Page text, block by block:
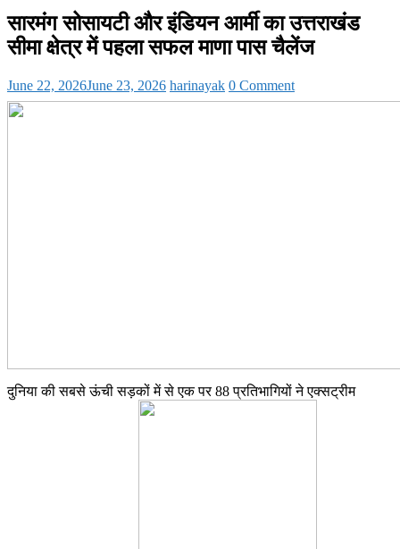
सारमंग सोसायटी और इंडियन आर्मी का उत्तराखंड
सीमा क्षेत्र में पहला सफल माणा पास चैलेंज
June 22, 2026June 23, 2026 harinayak 0 Comment
दुनिया की सबसे ऊंची सड़कों में से एक पर 88 प्रतिभागियों ने एक्सट्रीम